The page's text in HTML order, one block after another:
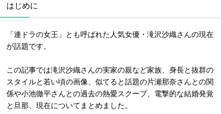
はじめに
「連ドラの女王」とも呼ばれた人気女優・滝沢沙織さんの現在
が話題です。
この記事では滝沢沙織さんの実家の親など家族、身長と抜群の
スタイルと若い頃の画像、似てると話題の片瀬那奈さんとの関
係や小池徹平さんとの過去の熱愛スクープ、電撃的な結婚発覚
と旦那、現在についてまとめました。